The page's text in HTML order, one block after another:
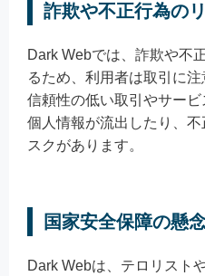
詐欺や不正行為の
Dark Webでは、詐欺や不
るため、利用者は取引に注
信頼性の低い取引やサービ
個人情報が流出したり、
スクがあります。
国家安全保障の懸
Dark Webは、テロリスト